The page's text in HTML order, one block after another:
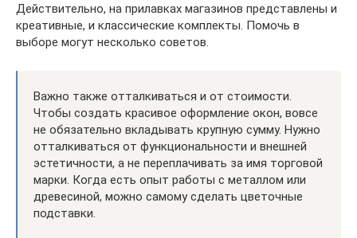
Действительно, на прилавках магазинов представлены и
креативные, и классические комплекты. Помочь в
выборе могут несколько советов.
Важно также отталкиваться и от стоимости.
Чтобы создать красивое оформление окон, вовсе
не обязательно вкладывать крупную сумму. Нужно
отталкиваться от функциональности и внешней
эстетичности, а не переплачивать за имя торговой
марки. Когда есть опыт работы с металлом или
древесиной, можно самому сделать цветочные
подставки.